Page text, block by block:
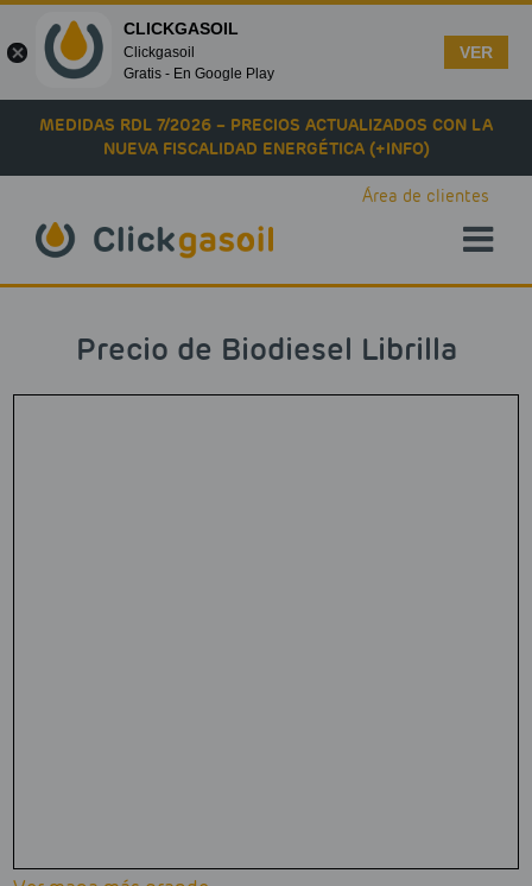
Skip to main content
MEDIDAS RDL 7/2026 – PRECIOS ACTUALIZADOS CON LA
NUEVA FISCALIDAD ENERGÉTICA (+INFO)
Área de clientes
Precio de Biodiesel Librilla
CLICKGASOIL
Clickgasoil
Gratis - En Google Play
VER